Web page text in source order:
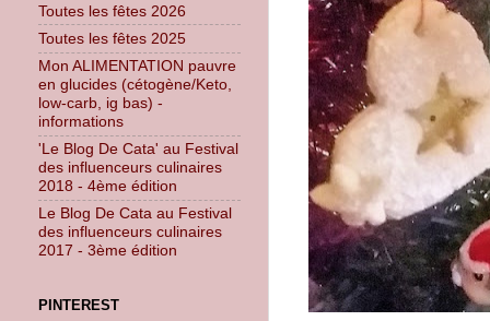
Toutes les fêtes 2026
Toutes les fêtes 2025
Mon ALIMENTATION pauvre
en glucides (cétogène/Keto,
low-carb, ig bas) -
informations
'Le Blog De Cata' au Festival
des influenceurs culinaires
2018 - 4ème édition
Le Blog De Cata au Festival
des influenceurs culinaires
2017 - 3ème édition
PINTEREST